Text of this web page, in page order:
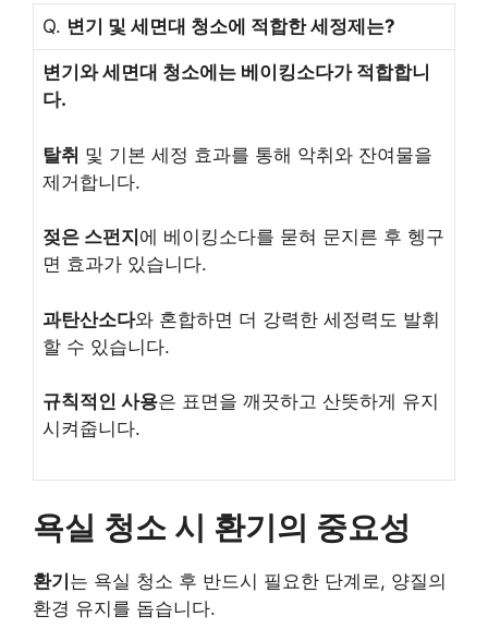
Q. 변기 및 세면대 청소에 적합한 세정제는?
변기와 세면대 청소에는 베이킹소다가 적합합니
다.
탈취 및 기본 세정 효과를 통해 악취와 잔여물을
제거합니다.
젖은 스펀지 에 베이킹소다를 묻혀 문지른 후 헹구
면 효과가 있습니다.
과탄산소다와 혼합하면 더 강력한 세정력도 발휘
할 수 있습니다.
규칙적인 사용은 표면을 깨끗하고 산뜻하게 유지
시켜줍니다.
욕실 청소 시 환기의 중요성
환기는 욕실 청소 후 반드시 필요한 단계로, 양질의
환경 유지를 돕습니다.